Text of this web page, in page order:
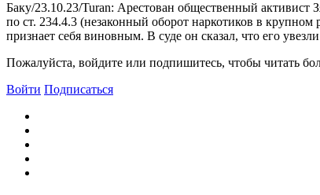
Баку/23.10.23/Turan: Арестован общественный активист
по ст. 234.4.3 (незаконный оборот наркотиков в
признает себя виновным. В суде он сказал, что его
Пожалуйста, войдите или подпишитесь, чтобы читать
Войти Подписаться